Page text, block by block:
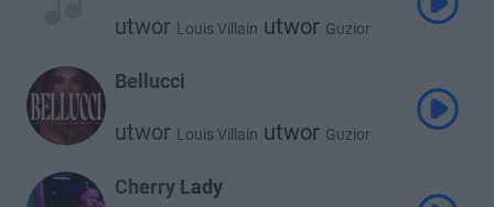
utwor Louis Villain utwor Guzior
Bellucci
utwor Louis Villain utwor Guzior
Cherry Lady